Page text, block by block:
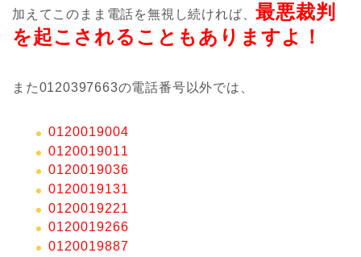
加えてこのまま電話を無視し続ければ、最悪裁判
を起こされることもありますよ！
また0120397663の電話番号以外では、
0120019004
0120019011
0120019036
0120019131
0120019221
0120019266
0120019887